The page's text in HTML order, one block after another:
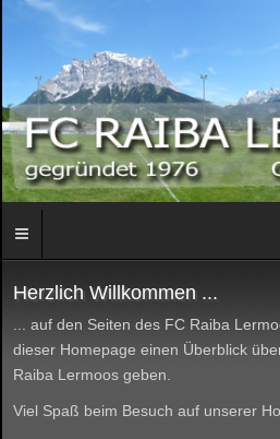
Herzlich Willkommen ...
... auf den Seiten des FC Raiba
dieser Homepage einen Überblick
Raiba Lermoos geben.
Viel Spaß beim Besuch auf unserer